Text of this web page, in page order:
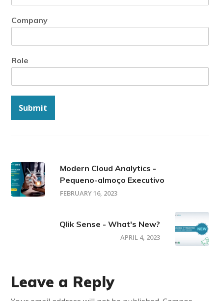
Company
Role
Submit
Modern Cloud Analytics -
Pequeno-almoço Executivo
FEBRUARY 16, 2023
Qlik Sense - What's New?
APRIL 4, 2023
Leave a Reply